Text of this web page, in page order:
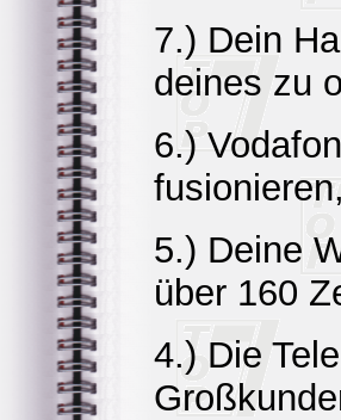
7.) Dein
deines zu
6.)
5.) Deine
über 160
4.) Die